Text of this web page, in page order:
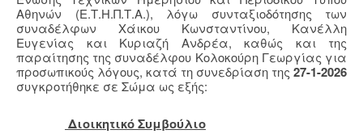
Αθηνών (Ε.Τ.Η.Π.Τ.Α.), λόγω συνταξιοδότησης των
συναδέλφων Χάικου Κωνσταντίνου, Κανέλλη
Ευγενίας και Κυριαζή Ανδρέα, καθώς και της
παραίτησης της συναδέλφου Κολοκούρη Γεωργίας για
προσωπικούς λόγους, κατά τη συνεδρίαση της 27-1-2026
συγκροτήθηκε σε Σώμα ως εξής:
Διοικητικό Συμβούλιο